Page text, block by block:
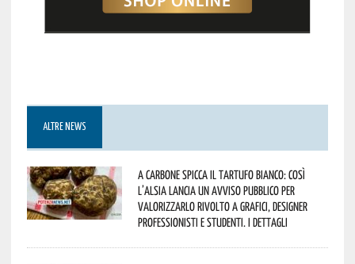
ALTRE NEWS
A Carbone spicca il tartufo bianco: così
l’Alsia lancia un avviso pubblico per
valorizzarlo rivolto a grafici, designer
professionisti e studenti. I dettagli